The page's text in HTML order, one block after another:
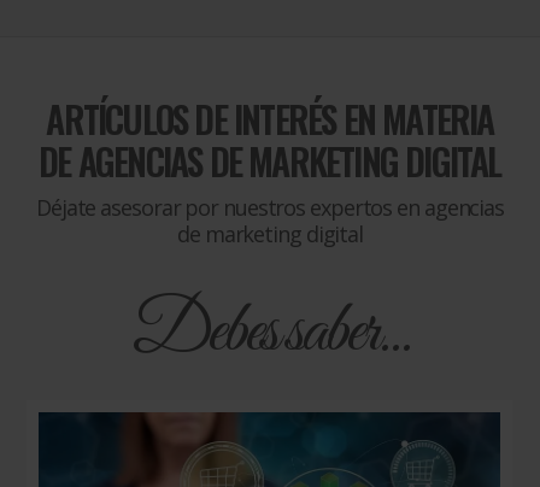
ARTÍCULOS DE INTERÉS EN MATERIA
DEAGENCIAS DE MARKETING DIGITAL
Déjate asesorar por nuestros expertos en agencias
de marketing digital
Debes saber...